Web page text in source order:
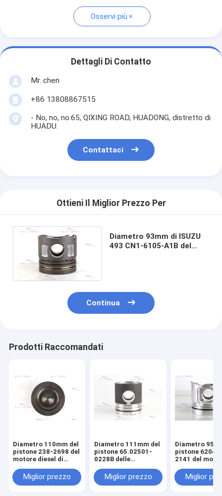
Osservi più
Dettagli Di Contatto
Mr. chen
+86 13808867515
- No, no, no.65, QIXING ROAD, HUADONG, distretto di
HUADU.
Contattaci
Ottieni Il Miglior Prezzo Per
Diametro 93mm di ISUZU
493 CN1-6105-A1B del
Continua
Prodotti Raccomandati
Diametro 110mm del
pistone 238-2698 del
motore diesel di
Miglior prezzo
Diametro 111mm del
pistone 65.02501-
0228B delle
motore di DOOSAN
DE08T
Miglior prezzo
Diametro
pistone 6204-
2141 del
S4D95LE-2
Miglior